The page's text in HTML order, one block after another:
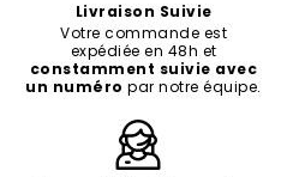
Livraison Suivie
Votre commande est
expédiée en 48h et
constamment suivie avec
un numéro par notre équipe.